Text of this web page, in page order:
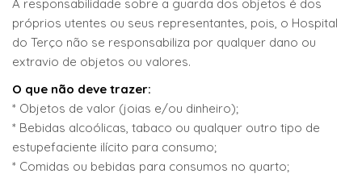
A responsabilidade sobre a guarda dos objetos é dos
próprios utentes ou seus representantes, pois, o Hospital
do Terço não se responsabiliza por qualquer dano ou
extravio de objetos ou valores.
O que não deve trazer:
* Objetos de valor (joias e/ou dinheiro);
* Bebidas alcoólicas, tabaco ou qualquer outro tipo de
estupefaciente ilícito para consumo;
* Comidas ou bebidas para consumos no quarto;